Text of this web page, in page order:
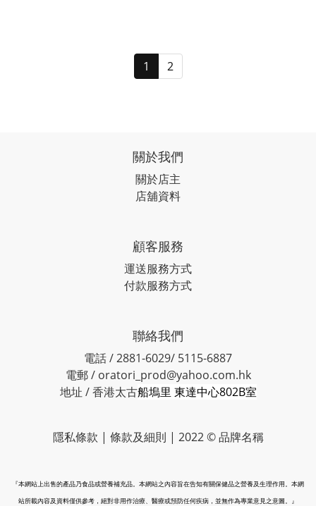
1 2
關於我們
關於店主
店舖資料
顧客服務
運送服務方式
付款服務方式
聯絡我們
電話 / 2881-6029/ 5115-6887
電郵 / oratori_prod@yahoo.com.hk
地址 / 香港太古船塢里 東達中心802B室
隱私條款 | 條款及細則 | 2022 © 品牌名稱
『本網站上出售的產品乃食品或營養補充品。本網站之內容旨在告知有關保健品之營養及生理作用。本網
站所載內容及資料僅供參考，絕對非用作治療、醫療或預防任何疾病，並無作為專業意見之意圖。』